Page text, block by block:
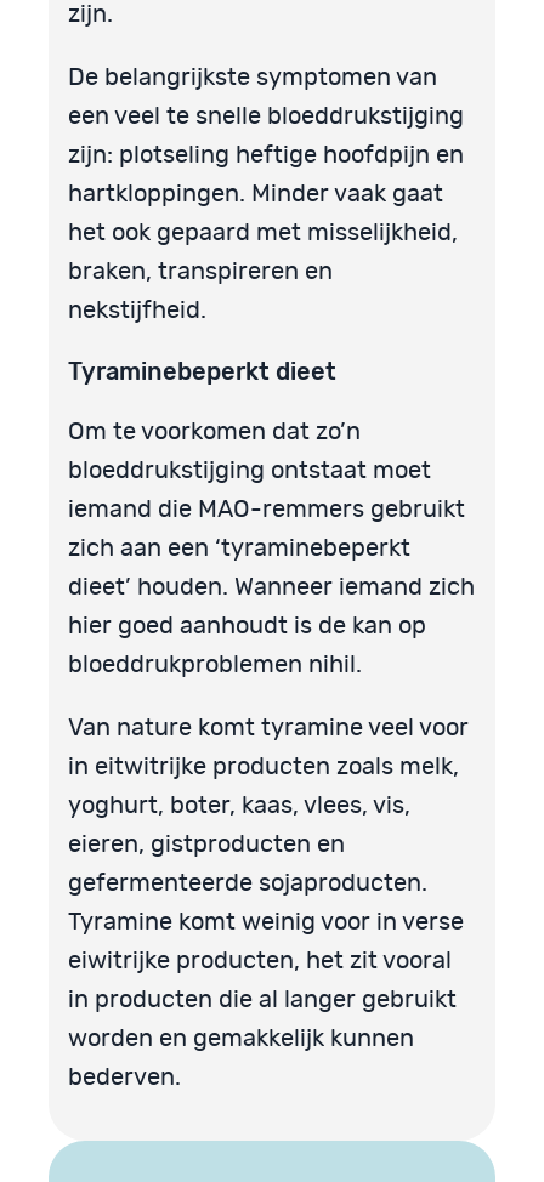
zijn.
De belangrijkste symptomen van
een veel te snelle bloeddrukstijging
zijn: plotseling heftige hoofdpijn en
hartkloppingen. Minder vaak gaat
het ook gepaard met misselijkheid,
braken, transpireren en
nekstijfheid.
Tyraminebeperkt dieet
Om te voorkomen dat zo’n
bloeddrukstijging ontstaat moet
iemand die MAO-remmers gebruikt
zich aan een ‘tyraminebeperkt
dieet’ houden. Wanneer iemand zich
hier goed aanhoudt is de kan op
bloeddrukproblemen nihil.
Van nature komt tyramine veel voor
in eitwitrijke producten zoals melk,
yoghurt, boter, kaas, vlees, vis,
eieren, gistproducten en
gefermenteerde sojaproducten.
Tyramine komt weinig voor in verse
eiwitrijke producten, het zit vooral
in producten die al langer gebruikt
worden en gemakkelijk kunnen
bederven.